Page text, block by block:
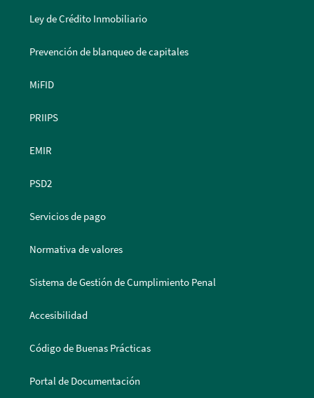
Ley de Crédito Inmobiliario
Prevención de blanqueo de capitales
MiFID
PRIIPS
EMIR
PSD2
Servicios de pago
Normativa de valores
Sistema de Gestión de Cumplimiento Penal
Accesibilidad
Código de Buenas Prácticas
Portal de Documentación